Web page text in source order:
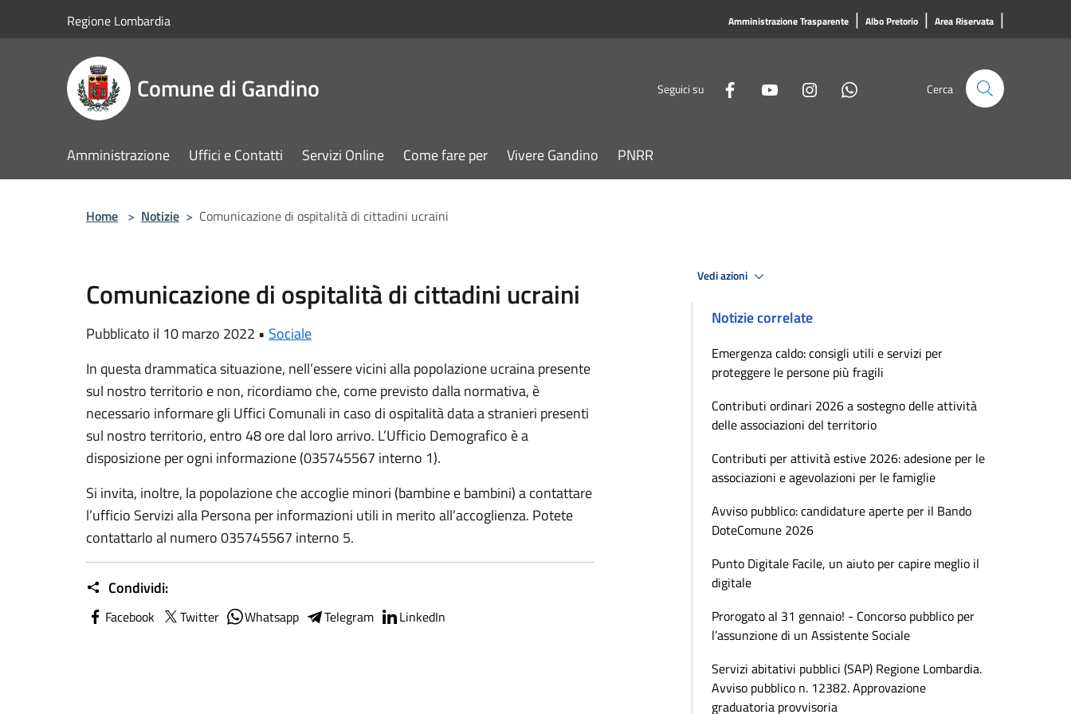
Regione Lombardia Amministrazione Trasparente | Albo Pretorio | Area Riservata |
Comune di Gandino Seguici su Cerca
Amministrazione Uffici e Contatti Servizi Online Come fare per Vivere Gandino PNRR
Home > Notizie > Comunicazione di ospitalità di cittadini ucraini
Comunicazione di ospitalità di cittadini ucraini
Pubblicato il 10 marzo 2022 • Sociale
In questa drammatica situazione, nell’essere vicini alla popolazione ucraina presente
sul nostro territorio e non, ricordiamo che, come previsto dalla normativa, è
necessario informare gli Uffici Comunali in caso di ospitalità data a stranieri presenti
sul nostro territorio, entro 48 ore dal loro arrivo. L’Ufficio Demografico è a
disposizione per ogni informazione (035745567 interno 1).
Si invita, inoltre, la popolazione che accoglie minori (bambine e bambini) a contattare
l’ufficio Servizi alla Persona per informazioni utili in merito all’accoglienza. Potete
contattarlo al numero 035745567 interno 5.
Condividi:
Facebook Twitter Whatsapp Telegram LinkedIn
Vedi azioni
Notizie correlate
Emergenza caldo: consigli utili e servizi per
proteggere le persone più fragili
Contributi ordinari 2026 a sostegno delle attività
delle associazioni del territorio
Contributi per attività estive 2026: adesione per le
associazioni e agevolazioni per le famiglie
Avviso pubblico: candidature aperte per il Bando
DoteComune 2026
Punto Digitale Facile, un aiuto per capire meglio il
digitale
Prorogato al 31 gennaio! - Concorso pubblico per
l’assunzione di un Assistente Sociale
Servizi abitativi pubblici (SAP) Regione Lombardia.
Avviso pubblico n. 12382. Approvazione
graduatoria provvisoria